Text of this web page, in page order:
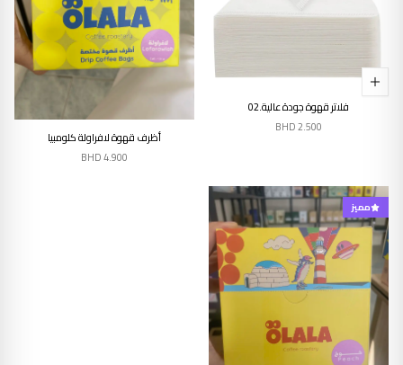
فلاتر قهوة جودة عالية.02
BHD2.500 إنتهى من المخزن
أظرف قهوة لافراولة كلومبيا
BHD4.900
مميز